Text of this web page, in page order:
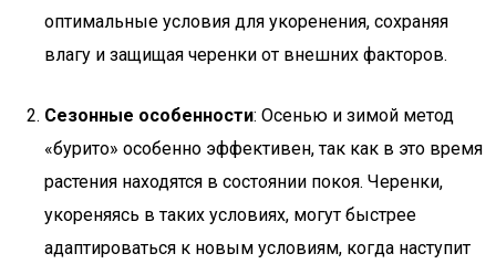
оптимальные условия для укоренения, сохраняя
влагу и защищая черенки от внешних факторов.
Сезонные особенности: Осенью и зимой метод
«бурито» особенно эффективен, так как в это время
растения находятся в состоянии покоя. Черенки,
укореняясь в таких условиях, могут быстрее
адаптироваться к новым условиям, когда наступит